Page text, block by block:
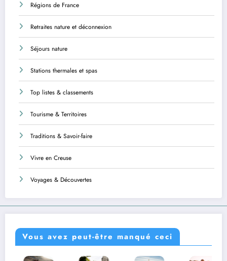
Régions de France
Retraites nature et déconnexion
Séjours nature
Stations thermales et spas
Top listes & classements
Tourisme & Territoires
Traditions & Savoir-faire
Vivre en Creuse
Voyages & Découvertes
Vous avez peut-être manqué ceci